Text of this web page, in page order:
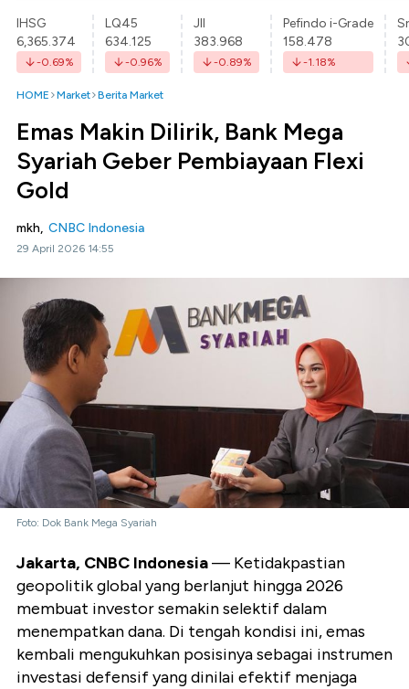
IHSG
6,365.374
-0.69%
LQ45
634.125
-0.96%
JII
383.968
-0.89%
Pefindo i-Grade
158.478
-1.18%
HOME Market Berita Market
Emas Makin Dilirik, Bank Mega
Syariah Geber Pembiayaan Flexi
Gold
mkh, CNBC Indonesia
29 April 2026 14:55
Foto: Dok Bank Mega Syariah
Jakarta, CNBC Indonesia— Ketidakpastian
geopolitik global yang berlanjut hingga 2026
membuat investor semakin selektif dalam
menempatkan dana. Di tengah kondisi ini, emas
kembali mengukuhkan posisinya sebagai instrumen
investasi defensif yang dinilai efektif menjaga